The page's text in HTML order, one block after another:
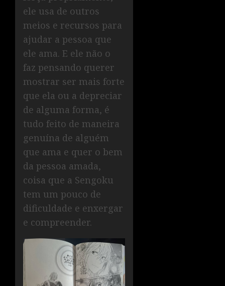
ele usa de outros
meios e recursos para
ajudar a pessoa que
ele ama. E ele não o
faz pensando querer
mostrar ser mais forte
que ela ou a depreciar
de alguma forma, é
tudo feito de maneira
genuína de alguém
que ama e quer o bem
da pessoa amada,
coisa que a Sengoku
tem um pouco de
dificuldade e enxergar
e compreender.